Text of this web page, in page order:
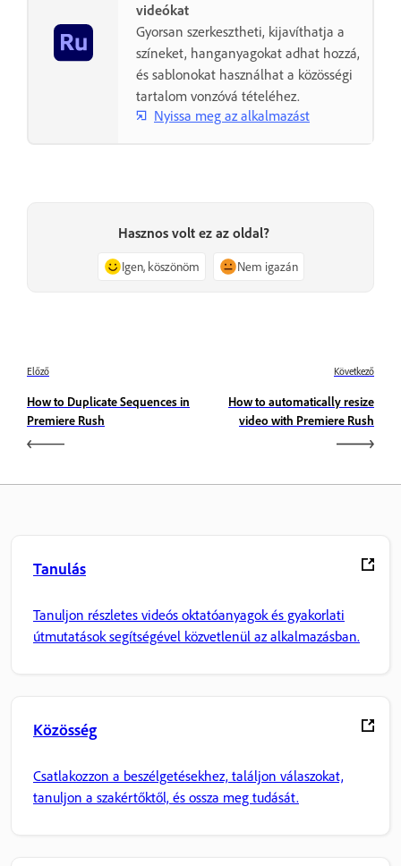
videókat
Gyorsan szerkesztheti, kijavíthatja a
színeket, hanganyagokat adhat hozzá,
és sablonokat használhat a közösségi
tartalom vonzóvá tételéhez.
Nyissa meg az alkalmazást
Hasznos volt ez az oldal?
Igen, köszönöm Nem igazán
Előző
How to Duplicate Sequences in
Premiere Rush
Következő
How to automatically resize
video with Premiere Rush
Tanulás
Tanuljon részletes videós oktatóanyagok és gyakorlati
útmutatások segítségével közvetlenül az alkalmazásban.
Közösség
Csatlakozzon a beszélgetésekhez, találjon válaszokat,
tanuljon a szakértőktől, és ossza meg tudását.